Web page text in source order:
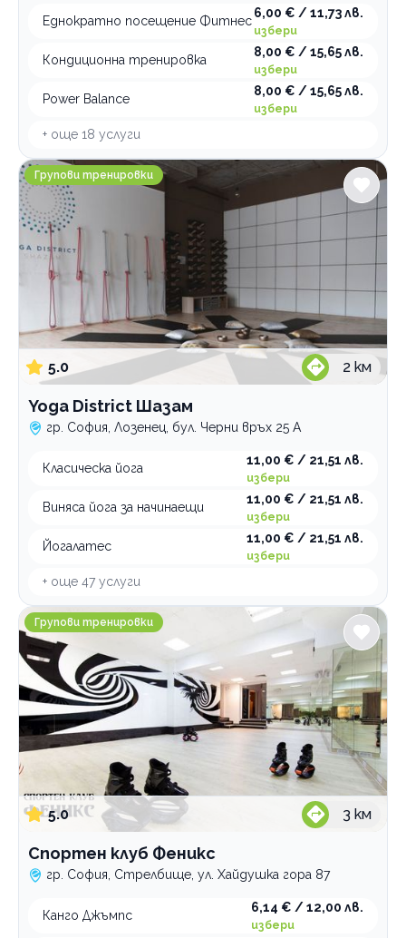
Еднократно посещение Фитнес
6,00 € / 11,73 лв.
избери
Кондиционна тренировка
8,00 € / 15,65 лв.
избери
Power Balance
8,00 € / 15,65 лв.
избери
+ още 18 услуги
Yoga District Шазам
Групови тренировки
5.0 2 км
Yoga District Шазам
гр. София, Лозенец, бул. Черни връх 25 А
Класическа йога
11,00 € / 21,51 лв.
избери
Виняса йога за начинаещи
11,00 € / 21,51 лв.
избери
Йогалатес
11,00 € / 21,51 лв.
избери
+ още 47 услуги
Спортен клуб Феникс
Групови тренировки
5.0 3 км
Спортен клуб Феникс
гр. София, Стрелбище, ул. Хайдушка гора 87
Канго Джъмпс
6,14 € / 12,00 лв.
избери